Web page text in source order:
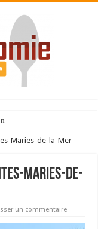
Maries-de-la-Mer
Maries-de-
un commentaire